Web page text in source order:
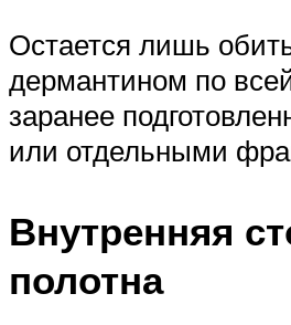
Остается лишь
дермантином по
заранее
или отдельными
Внутренняя
полотна